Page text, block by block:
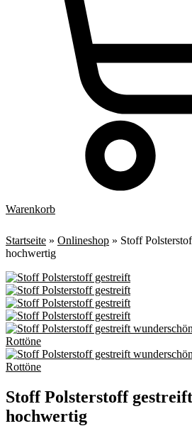
Warenkorb
Startseite » Onlineshop » Stoff
hochwertig
Stoff Polsterstoff
hochwertig